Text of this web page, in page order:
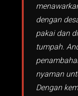
dengan
pakai dan
tumpah.
nyaman
Dengan